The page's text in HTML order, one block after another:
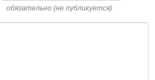
почты
обязательно (не публикуется)